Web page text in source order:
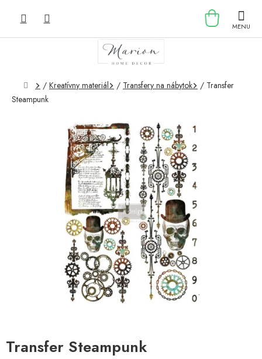
KOŠÍK
Domov
/ Kreatívny materiál / Transfery na nábytok / Transfer
Steampunk
Transfer Steampunk